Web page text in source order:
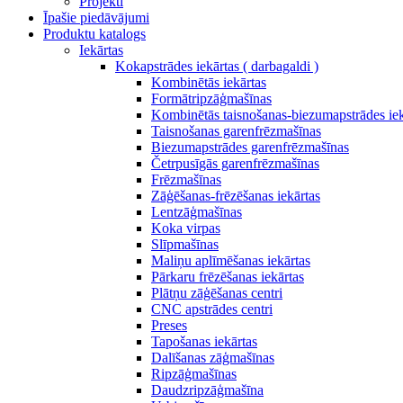
Īpašie piedāvājumi
Produktu katalogs
Iekārtas
Kokapstrādes iekārtas ( darbagaldi )
Kombinētās iekārtas
Formātripzāģmašīnas
Kombinētās taisnošanas-biezumapstrādes
Taisnošanas garenfrēzmašīnas
Biezumapstrādes garenfrēzmašīnas
Četrpusīgās garenfrēzmašīnas
Frēzmašīnas
Zāģēšanas-frēzēšanas iekārtas
Lentzāģmašīnas
Koka virpas
Slīpmašīnas
Maliņu aplīmēšanas iekārtas
Pārkaru frēzēšanas iekārtas
Plātņu zāģēšanas centri
CNC apstrādes centri
Preses
Tapošanas iekārtas
Dalīšanas zāģmašīnas
Ripzāģmašīnas
Daudzripzāģmašīna